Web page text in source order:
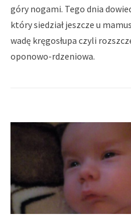
góry nogami. Tego dnia
który siedział jeszcze u
wadę kręgosłupa czyli
oponowo-rdzeniowa.